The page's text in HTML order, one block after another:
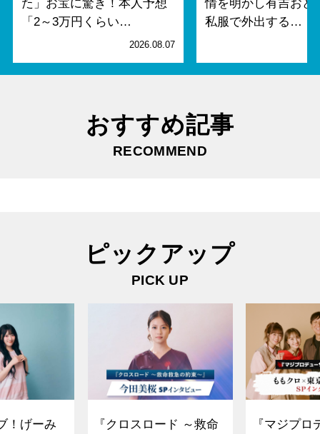
た」お宝に驚き！本人予想
「2～3万円くらい…
2026.08.07
情を明かし有吉おど
私服で外出する…
おすすめ記事
RECOMMEND
ピックアップ
PICK UP
！げーみ
『クロスロード ～救命
『マジプロ